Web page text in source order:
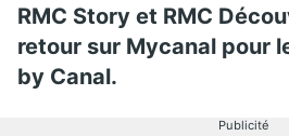
RMC Story et RMC
retour sur Mycanal pour
by Canal.
Publicité